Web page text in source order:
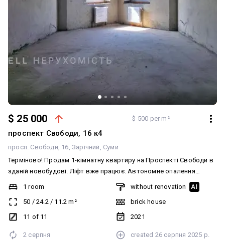
$ 25 000 $ 500 per m²
проспект Свободи, 16 к4
просп. Свободи, 16 Зарічний Суми
Терміново! Продам 1-кімнатну квартиру на Проспекті Свободи в
зданій новобудові. Ліфт вже працює. Автономне опалення
(електро). Загальна площа 50 кв.м. Стан - від забудовника:
стяжка підлоги, чорнова штукатурка всіх стін,
електропроводка, система опалення (котел, радіатори), вхідні
двері, якісні енергозберігаючі вікна. Чудовий панорамний вид на
Можливо під єОселю, єВідновлення.
1 room
50 / 24.2/ 11.2 m²
11 of 11
without renovation AI
brick house
2021
2 серпня created 26 серпня 2025 р.